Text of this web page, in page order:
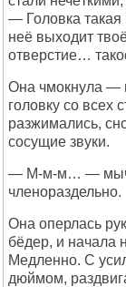
— Головка такая
неё выходит
отверстие…
Она чмокнула —
головку со всех
разжимались,
сосущие звуки.
— М-м-м… —
членораздельно.
Она оперлась
бёдер, и начала
Медленно. С
дюймом,